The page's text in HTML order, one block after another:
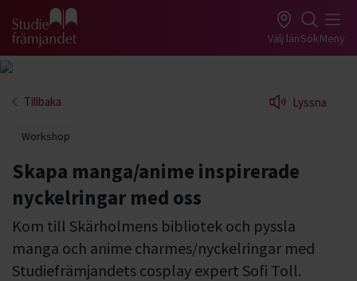
Gå till studiefrämjandets startsida Välj länSökMeny
Tillbaka Lyssna
Workshop
Skapa manga/anime inspirerade
nyckelringar med oss
Kom till Skärholmens bibliotek och pyssla
manga och anime charmes/nyckelringar med
Studiefrämjandets cosplay expert Sofi Toll.